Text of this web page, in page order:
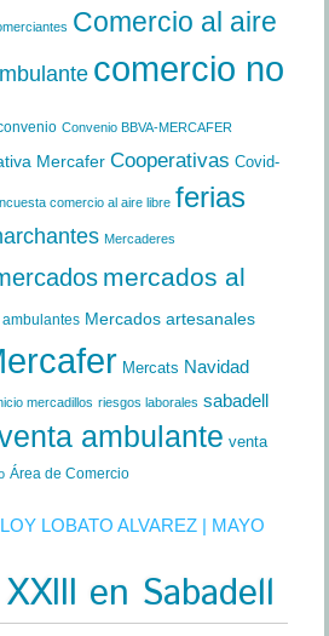
Comercio al aire
comercio no
Convenio BBVA-MERCAFER
Mercafer Cooperativas Covid-
comercio al aire libre ferias
Mercaderes
mercados al
ambulantes Mercados artesanales
Mercats Navidad
mercadillos riesgos laborales sabadell
ambulante venta
Área de Comercio
LOBATO ALVAREZ| MAYO
en Sabadell